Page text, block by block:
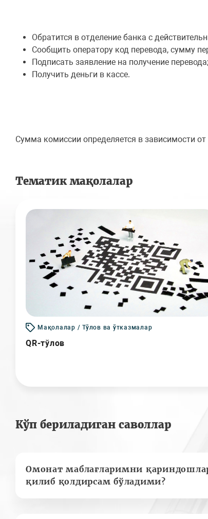
Обратится в отделение банка с
Сообщить оператору код перевода, сумму
Подписать заявление на получение перевода;
Получить деньги в кассе.
Сумма комиссии определяется в зависимости
Тематик мақолалар
Мақолалар / Тўлов ва ўтказмалар
QR-тўлов
Кўп бериладиган саволлар
Омонат маблағларимни
қилиб қолдирсам бўладими?